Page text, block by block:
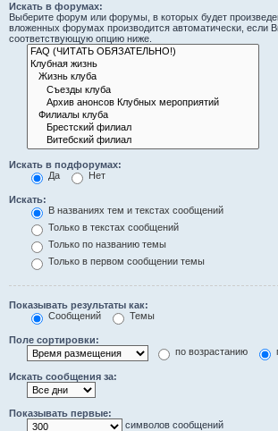
Искать в форумах:
Выберите форум или форумы, в которых будет
вложенных форумах производится автоматически, если
соответствующую опцию ниже.
Искать в подфорумах:
Да
Нет
Искать:
В названиях тем и текстах сообщений
Только в текстах сообщений
Только по названию темы
Только в первом сообщении темы
Показывать результаты как:
Сообщений
Темы
Поле сортировки:
по возрастанию
Искать сообщения за:
Показывать первые:
символов сообщений